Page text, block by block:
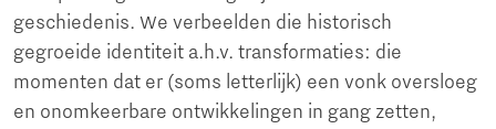
geschiedenis. We verbeelden die historisch
gegroeide identiteit a.h.v. transformaties: die
momenten dat er (soms letterlijk) een vonk oversloeg
en onomkeerbare ontwikkelingen in gang zetten,